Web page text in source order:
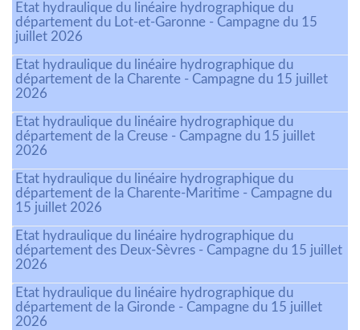
Etat hydraulique du linéaire hydrographique du
département du Lot-et-Garonne - Campagne du 15
juillet 2026
Etat hydraulique du linéaire hydrographique du
département de la Charente - Campagne du 15 juillet
2026
Etat hydraulique du linéaire hydrographique du
département de la Creuse - Campagne du 15 juillet
2026
Etat hydraulique du linéaire hydrographique du
département de la Charente-Maritime - Campagne du
15 juillet 2026
Etat hydraulique du linéaire hydrographique du
département des Deux-Sèvres - Campagne du 15 juillet
2026
Etat hydraulique du linéaire hydrographique du
département de la Gironde - Campagne du 15 juillet
2026